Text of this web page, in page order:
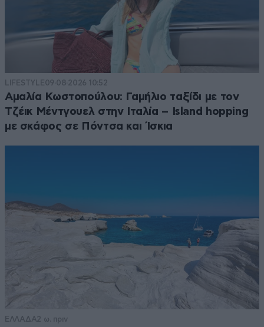
LIFESTYLE09·08·2026 10:52
Αμαλία Κωστοπούλου: Γαμήλιο ταξίδι με τον
Τζέικ Μέντγουελ στην Ιταλία – Island hopping
με σκάφος σε Πόντσα και Ίσκια
ΕΛΛΑΔΑ2 ω. πριν